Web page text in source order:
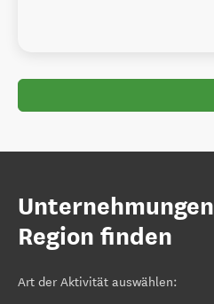
Region finden
Art der Aktivität auswählen: